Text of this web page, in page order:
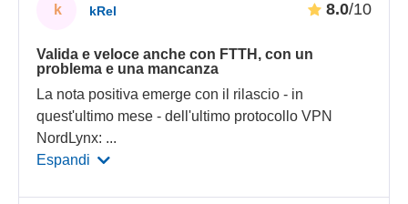
k kRel 8.0/10
Valida e veloce anche con FTTH, con un
problema e una mancanza
La nota positiva emerge con il rilascio - in
quest'ultimo mese - dell'ultimo protocollo VPN
NordLynx: ...
Espandi